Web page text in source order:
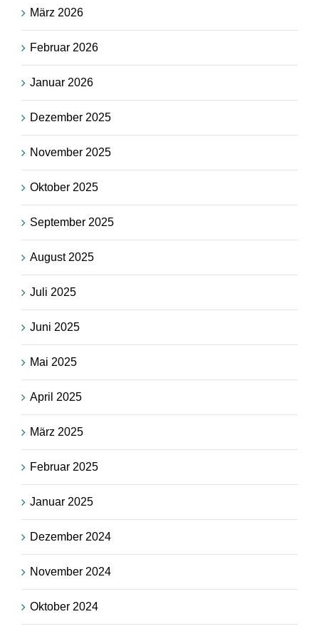
März 2026
Februar 2026
Januar 2026
Dezember 2025
November 2025
Oktober 2025
September 2025
August 2025
Juli 2025
Juni 2025
Mai 2025
April 2025
März 2025
Februar 2025
Januar 2025
Dezember 2024
November 2024
Oktober 2024